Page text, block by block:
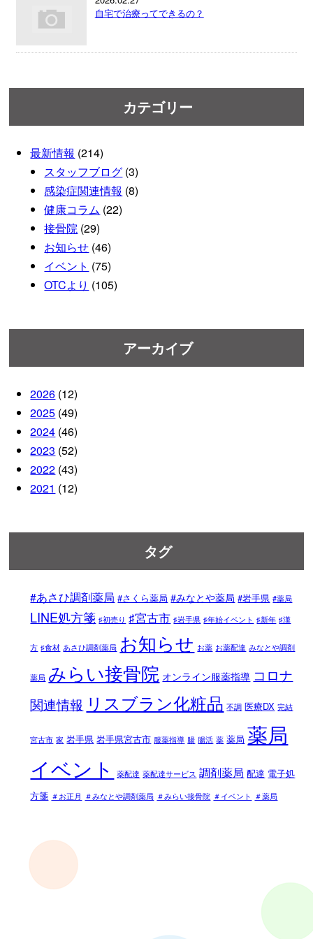
自宅で治療ってできるの？
カテゴリー
最新情報 (214)
スタッフブログ (3)
感染症関連情報 (8)
健康コラム (22)
接骨院 (29)
お知らせ (46)
イベント (75)
OTCより (105)
アーカイブ
2026 (12)
2025 (49)
2024 (46)
2023 (52)
2022 (43)
2021 (12)
タグ
#あさひ調剤薬局 #さくら薬局 #みなとや薬局 #岩手県 #薬局
LINE処方箋 ♯初売り ♯宮古市 ♯岩手県 ♯年始イベント ♯新年 ♯漢
方 ♯食材 あさひ調剤薬局 お知らせ お薬 お薬配達 みなとや調剤
薬局 みらい接骨院 オンライン服薬指導 コロナ
関連情報 リスブラン化粧品 不調 医療DX 完結
宮古市 家 岩手県 岩手県宮古市 服薬指導 腸 腸活 薬 薬局 薬局
イベント
薬配達 薬配達サービス 調剤薬局 配達 電子処
方箋 ＃お正月 ＃みなとや調剤薬局 ＃みらい接骨院 ＃イベント ＃薬局